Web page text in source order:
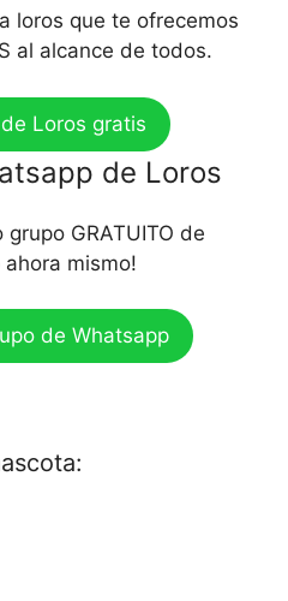
loros que te ofrecemos
al alcance de todos.
Loros gratis
de Loros
GRATUITO de
mismo!
de Whatsapp